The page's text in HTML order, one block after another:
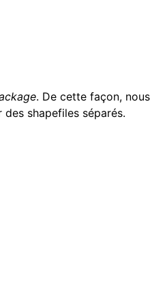
. De cette façon, nous
shapefiles séparés.